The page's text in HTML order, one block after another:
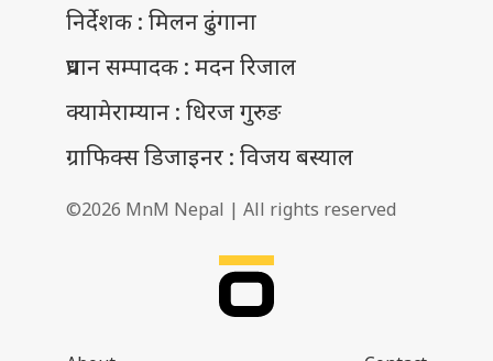
निर्देशक : मिलन ढुंगाना
प्रधान सम्पादक : मदन रिजाल
क्यामेराम्यान : धिरज गुरुङ
ग्राफिक्स डिजाइनर : विजय बस्याल
©2026 MnM Nepal | All rights reserved